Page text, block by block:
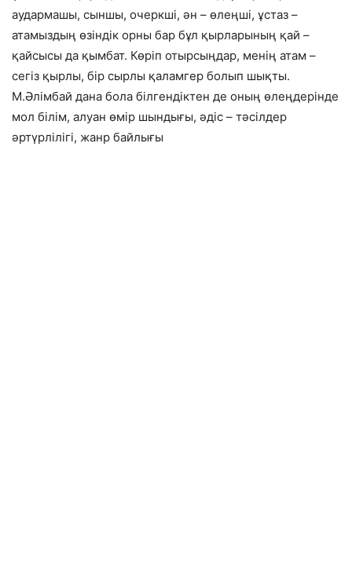
аудармашы, сыншы, очеркші, ән – өлеңші, ұстаз –
атамыздың өзіндік орны бар бұл қырларының қай –
қайсысы да қымбат. Көріп отырсыңдар, менің атам –
сегіз қырлы, бір сырлы қаламгер болып шықты.
М.Әлімбай дана бола білгендіктен де оның өлеңдерінде
мол білім, алуан өмір шындығы, әдіс – тәсілдер
әртүрлілігі, жанр байлығы